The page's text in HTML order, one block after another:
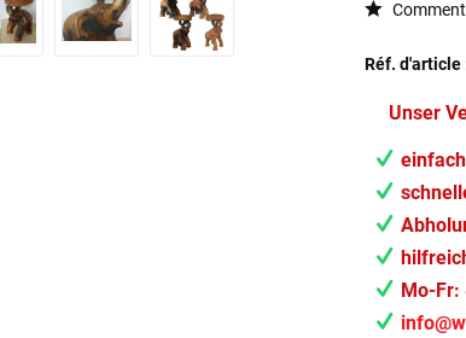
Réf. d'article
Unser
Mo-Fr: